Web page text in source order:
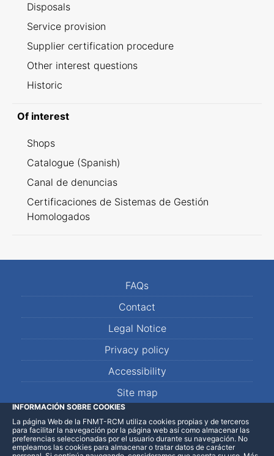
Disposals
Service provision
Supplier certification procedure
Other interest questions
Historic
Of interest
Shops
Catalogue (Spanish)
Canal de denuncias
Certificaciones de Sistemas de Gestión
Homologados
FAQs
Contact
Legal Notice
Privacy policy
Accessibility
Site map
LinkedInFacebookWhatsApp
INFORMACIÓN SOBRE COOKIES
La página Web de la FNMT-RCM utiliza cookies propias y de terceros
para facilitar la navegación por la página web así como almacenar las
preferencias seleccionadas por el usuario durante su navegación. No
empleamos las cookies para almacenar o tratar datos de carácter